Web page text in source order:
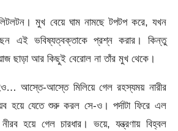
মুখ বেয়ে ঘাম নামছে টপটপ করে, যখন
এই ভবিষ্যত্বক্তাকে প্রশ্ন করার। কিন্তু
ছাড়া আর কিছুই বেরোল না তাঁর মুখ থেকে।
আস্তে-আস্তে মিলিয়ে গেল রহস্যময় নারীর
হয়ে যেতে শুরু করল সে-ও। পর্দাটা ফিরে এল
হয়ে গেল চারধার। ভয়ে, যন্ত্রণায় বিহ্বল